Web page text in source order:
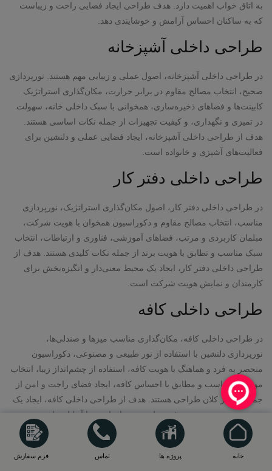
خانه پروژه ها تماس فرم سفارش
به اتاق خواب اهمیت دارد. هدف طراحی ایجاد فضایی راحت و زیباست
که به ساکنان احساس آرامش و خوشایندی دهد.
طراحی داخلی آشپزخانه
در طراحی داخلی آشپزخانه، اصول عملی و زیبایی مهم هستند. نورپردازی
صحیح، انتخاب مصالح مقاوم در برابر حرارت، مکان‌گذاری استراتژیک
کابینت‌ها و فضاهای ذخیره‌سازی، همخوانی با سبک داخلی خانه، سهولت
در تمیزی و نگهداری، و کیفیت تجهیزات از جمله نکات اساسی هستند.
هدف از طراحی داخلی آشپزخانه، ایجاد فضایی عملی و دلنشین برای
فعالیت‌های آشپزی و خانواده است.
طراحی داخلی دفتر کار
در طراحی داخلی دفتر کار، اصول مکان‌گذاری استراتژیک، نورپردازی
مناسب، انتخاب مصالح مقاوم و دکوراسیون همخوان با هویت شرکت،
مبلمان کاربردی و مرتب، فضاهای آموزشی، فناوری و ارتباطات، انتخاب
سبک مناسب و تطابق با هویت برند از جمله نکات کلیدی هستند. هدف از
طراحی داخلی دفتر کار، ایجاد یک محیط معنی‌دار و انگیزه‌بخش برای
کارمندان و نمایش هویت شرکت است.
طراحی داخلی کافه
در طراحی داخلی کافه، مکان‌گذاری مناسب میزها و صندلی‌ها،
نورپردازی دلنشین با استفاده از نور طبیعی و مصنوعی، دکوراسیون
منحصر به فرد و هماهنگ با هویت کافه، استفاده از چشم‌انداز زیبا، انتخاب
موسیقی مناسب و مطابق با احساس کافه، ایجاد فضای راحت و امن از
جمله عناصر کلان طراحی هستند. هدف از طراحی داخلی کافه، ایجاد یک
تجربه ممتع و منحصر به فرد برای مشتریان است تا آنها احساس خوبی در
کافه داشته باشند و به آنجا بازگردند.
طراحی داخلی حمام